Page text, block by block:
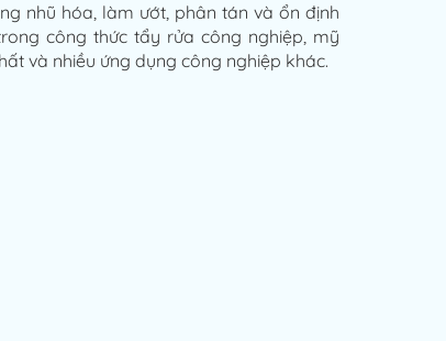
nhũ hóa, làm ướt, phân tán và ổn định
công thức tẩy rửa công nghiệp, mỹ
và nhiều ứng dụng công nghiệp khác.